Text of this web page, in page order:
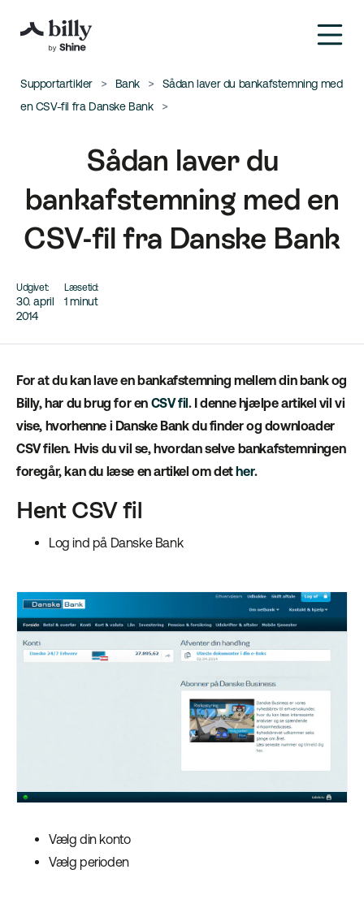
Supportartikler Bank
Sådan laver du bankafstemning med
en CSV-fil fra Danske Bank
Sådan laver du
bankafstemning med en
CSV-fil fra Danske Bank
Udgivet:
30. april
2014
Læsetid:
1 minut
For at du kan lave en bankafstemning mellem din bank og
Billy, har du brug for en CSV fil. I denne hjælpe artikel vil vi
vise, hvorhenne i Danske Bank du finder og downloader
CSV filen. Hvis du vil se, hvordan selve bankafstemningen
foregår, kan du læse en artikel om dether.
Hent CSV fil
Log ind på Danske Bank
Vælg din konto
Vælg perioden